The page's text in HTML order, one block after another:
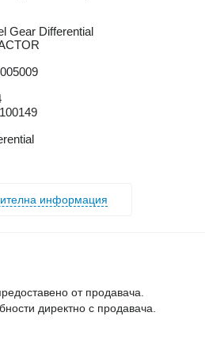
Gear Differential
информация
от продавача.
директно с продавача.